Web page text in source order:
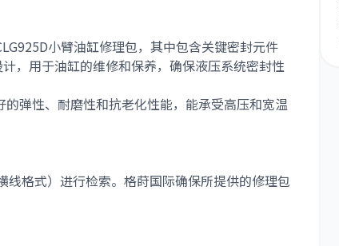
小臂油缸修理包，其中包含关键密封元件
，用于油缸的维修和保养，确保液压系统密封性
弹性、耐磨性和抗老化性能，能承受高压和宽温
线格式）进行检索。格莳国际确保所提供的修理包